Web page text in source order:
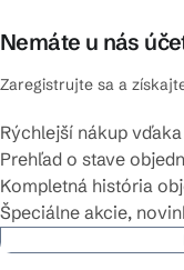
Nemáte u nás
Zaregistrujte sa a
Rýchlejší nákup
Prehľad o stave
Kompletná história
Špeciálne akcie,